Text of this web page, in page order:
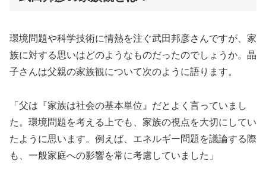
環境問題や科学技術に情熱を注ぐ武田邦彦さんですが、家
族に対する思いはどのようなものだったのでしょうか。晶
子さんは父親の家族観について次のように語ります。
「父は『家族は社会の基本単位』だとよく言っていまし
た。環境問題を考える上でも、家族の視点を大切にしてい
たように思います。例えば、エネルギー問題を議論する際
も、一般家庭への影響を常に考慮していました」